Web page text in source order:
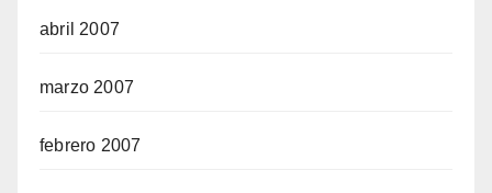
abril 2007
marzo 2007
febrero 2007